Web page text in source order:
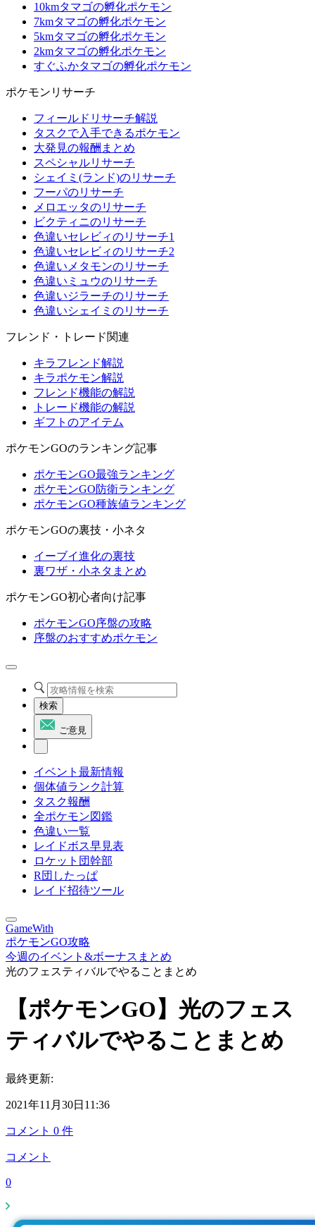
10kmタマゴの孵化ポケモン
7kmタマゴの孵化ポケモン
5kmタマゴの孵化ポケモン
2kmタマゴの孵化ポケモン
すぐふかタマゴの孵化ポケモン
ポケモンリサーチ
フィールドリサーチ解説
タスクで入手できるポケモン
大発見の報酬まとめ
スペシャルリサーチ
シェイミ(ランド)のリサーチ
フーパのリサーチ
メロエッタのリサーチ
ビクティニのリサーチ
色違いセレビィのリサーチ1
色違いセレビィのリサーチ2
色違いメタモンのリサーチ
色違いミュウのリサーチ
色違いジラーチのリサーチ
色違いシェイミのリサーチ
フレンド・トレード関連
キラフレンド解説
キラポケモン解説
フレンド機能の解説
トレード機能の解説
ギフトのアイテム
ポケモンGOのランキング記事
ポケモンGO最強ランキング
ポケモンGO防衛ランキング
ポケモンGO種族値ランキング
ポケモンGOの裏技・小ネタ
イーブイ進化の裏技
裏ワザ・小ネタまとめ
ポケモンGO初心者向け記事
ポケモンGO序盤の攻略
序盤のおすすめポケモン
検索
ご意見
イベント最新情報
個体値ランク計算
タスク報酬
全ポケモン図鑑
色違い一覧
レイドボス早見表
ロケット団幹部
R団したっぱ
レイド招待ツール
GameWith
ポケモンGO攻略
今週のイベント&ボーナスまとめ
光のフェスティバルでやることまとめ
【ポケモンGO】光のフェス
ティバルでやることまとめ
最終更新:
2021年11月30日11:36
コメント 0 件
コメント
0